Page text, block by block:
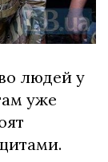
людей у
уже